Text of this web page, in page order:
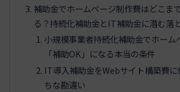
補助金でホームページ制作費はどこま
る？持続化補助金とIT補助金に潜む落
小規模事業者持続化補助金でホーム
「補助OK」になる本当の条件
IT導入補助金をWebサイト構築費
ちな勘違い